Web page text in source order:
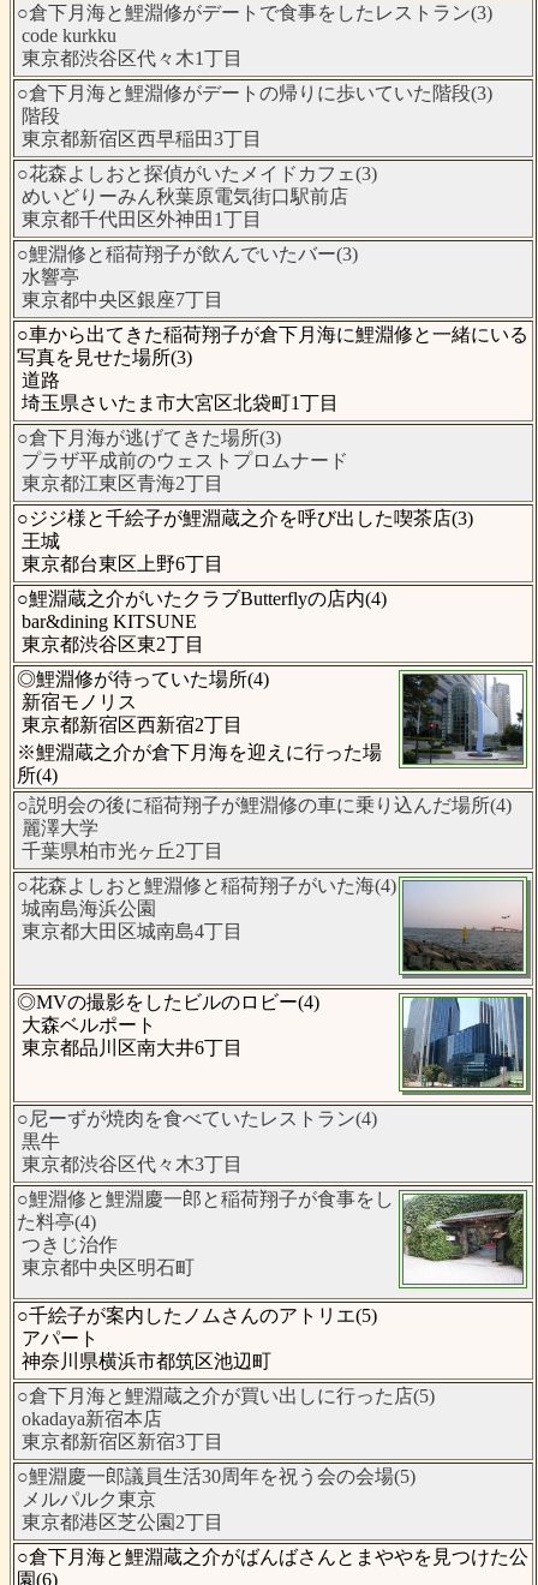
○倉下月海と鯉淵修がデートで食事をしたレストラン(3)
code kurkku
東京都渋谷区代々木1丁目
○倉下月海と鯉淵修がデートの帰りに歩いていた階段(3)
階段
東京都新宿区西早稲田3丁目
○花森よしおと探偵がいたメイドカフェ(3)
めいどりーみん秋葉原電気街口駅前店
東京都千代田区外神田1丁目
○鯉淵修と稲荷翔子が飲んでいたバー(3)
水響亭
東京都中央区銀座7丁目
○車から出てきた稲荷翔子が倉下月海に鯉淵修と一緒にいる
写真を見せた場所(3)
道路
埼玉県さいたま市大宮区北袋町1丁目
○倉下月海が逃げてきた場所(3)
プラザ平成前のウェストプロムナード
東京都江東区青海2丁目
○ジジ様と千絵子が鯉淵蔵之介を呼び出した喫茶店(3)
王城
東京都台東区上野6丁目
○鯉淵蔵之介がいたクラブButterflyの店内(4)
bar&dining KITSUNE
東京都渋谷区東2丁目
◎鯉淵修が待っていた場所(4)
新宿モノリス
東京都新宿区西新宿2丁目
※鯉淵蔵之介が倉下月海を迎えに行った場
所(4)
○説明会の後に稲荷翔子が鯉淵修の車に乗り込んだ場所(4)
麗澤大学
千葉県柏市光ヶ丘2丁目
○花森よしおと鯉淵修と稲荷翔子がいた海(4)
城南島海浜公園
東京都大田区城南島4丁目
◎MVの撮影をしたビルのロビー(4)
大森ベルポート
東京都品川区南大井6丁目
○尼ーずが焼肉を食べていたレストラン(4)
黒牛
東京都渋谷区代々木3丁目
○鯉淵修と鯉淵慶一郎と稲荷翔子が食事をし
た料亭(4)
つきじ治作
東京都中央区明石町
○千絵子が案内したノムさんのアトリエ(5)
アパート
神奈川県横浜市都筑区池辺町
○倉下月海と鯉淵蔵之介が買い出しに行った店(5)
okadaya新宿本店
東京都新宿区新宿3丁目
○鯉淵慶一郎議員生活30周年を祝う会の会場(5)
メルパルク東京
東京都港区芝公園2丁目
○倉下月海と鯉淵蔵之介がばんばさんとまややを見つけた公
園(6)